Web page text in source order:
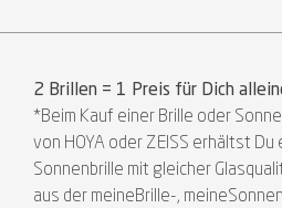
2 Brillen = 1 Preis für Dich
*Beim Kauf einer Brille oder
von HOYA oder ZEISS erhältst
Sonnenbrille mit gleicher
aus der meineBrille-,